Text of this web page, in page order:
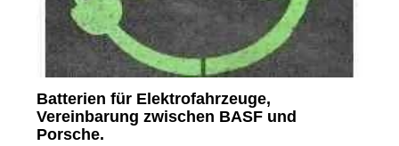
Batterien für Elektrofahrzeuge,
Vereinbarung zwischen BASF und
Porsche.